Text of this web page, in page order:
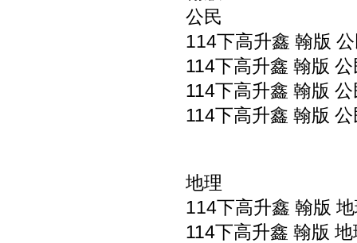
公民
114下高升鑫 翰版
114下高升鑫 翰版
114下高升鑫 翰版
114下高升鑫 翰版
地理
114下高升鑫 翰版
114下高升鑫 翰版